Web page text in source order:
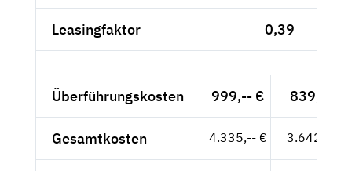
Leasingfaktor 0,39
Überführungskosten 999,-- € 839,50 €
Gesamtkosten 4.335,-- € 3.642,86 €